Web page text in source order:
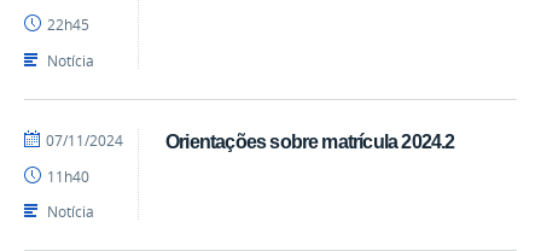
22h45
Notícia
Orientações sobre matrícula 2024.2
por
publicado
07/11/2024
11h40
Notícia